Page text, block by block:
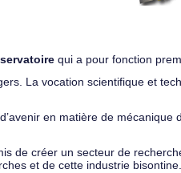
qui a pour fonction
La vocation scientifique et
en matière de mécanique
de créer un secteur de
et de cette industrie bisontine.